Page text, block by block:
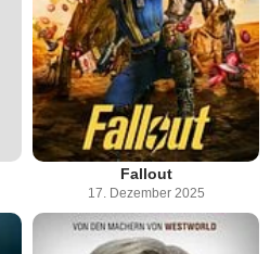
Fallout
17. Dezember 2025